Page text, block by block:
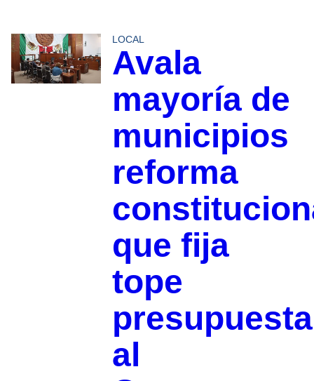
LOCAL
Avala
mayoría de
municipios
reforma
que fija
tope
al